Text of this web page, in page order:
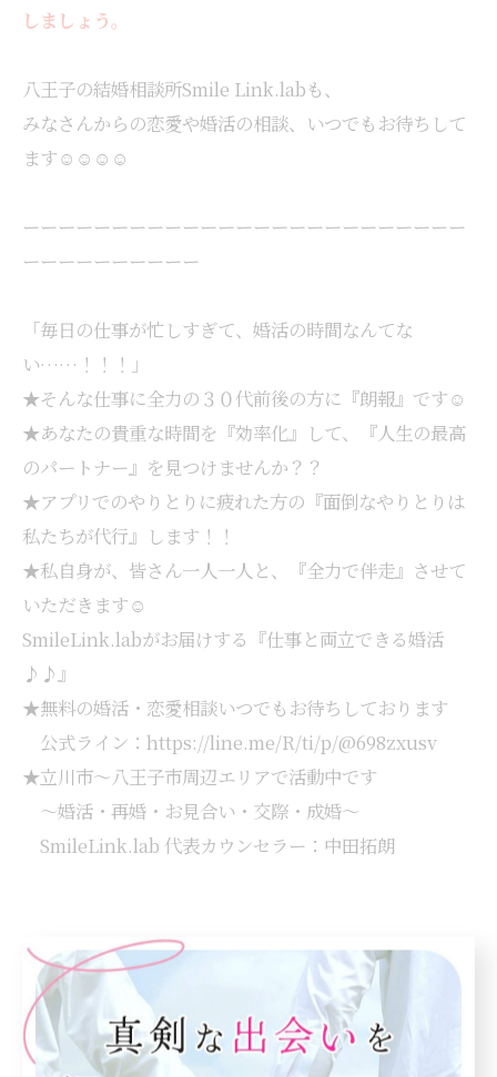
しましょう。
八王子の結婚相談所Smile Link.labも、
みなさんからの恋愛や婚活の相談、いつでもお待ちして
ます☺☺☺☺
ーーーーーーーーーーーーーーーーーーーーーーーーー
ーーーーーーーーーー
「毎日の仕事が忙しすぎて、婚活の時間なんてな
い……！！！」
★そんな仕事に全力の３０代前後の方に『朗報』です☺
★あなたの貴重な時間を『効率化』して、『人生の最高
のパートナー』を見つけませんか？？
★アプリでのやりとりに疲れた方の『面倒なやりとりは
私たちが代行』します！！
★私自身が、皆さん一人一人と、『全力で伴走』させて
いただきます☺
SmileLink.labがお届けする『仕事と両立できる婚活
♪♪』
★無料の婚活・恋愛相談いつでもお待ちしております
公式ライン：https://line.me/R/ti/p/@698zxusv
★立川市～八王子市周辺エリアで活動中です
～婚活・再婚・お見合い・交際・成婚～
SmileLink.lab 代表カウンセラー：中田拓朗
--------------------------------------------------------------------
SmileLink.lab
住所 : 東京都昭島市上川原町２－１３－１－２０３